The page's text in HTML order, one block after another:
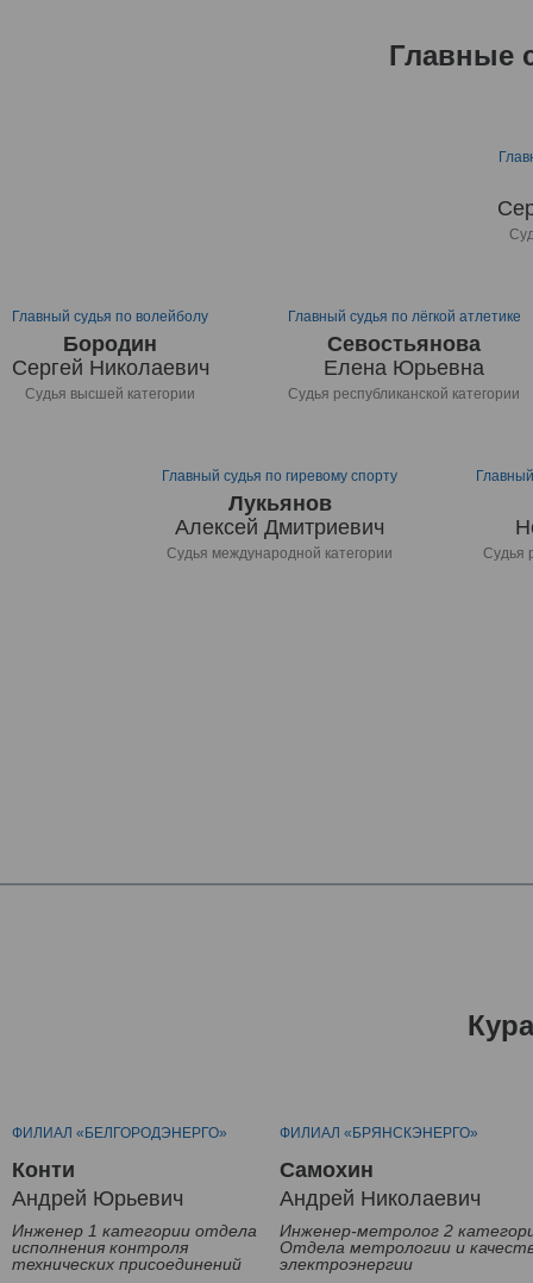
Главные
Главный судья по волейболу
Бородин
Сергей Николаевич
Судья высшей категории
Главный судья по лёгкой атлетике
Севостьянова
Елена Юрьевна
Судья республиканской категории
Главный судья по гиревому спорту
Лукьянов
Алексей Дмитриевич
Судья международной категории Судья
ФИЛИАЛ «БЕЛГОРОДЭНЕРГО»
Конти
Андрей Юрьевич
Инженер 1 категории отдела
исполнения контроля
технических присоединений
ФИЛИАЛ «БРЯНСКЭНЕРГО»
Самохин
Андрей Николаевич
Инженер-метролог 2
Отдела метрологии и
электроэнергии